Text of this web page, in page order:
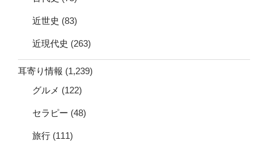
近世史 (83)
近現代史 (263)
耳寄り情報 (1,239)
グルメ (122)
セラピー (48)
旅行 (111)